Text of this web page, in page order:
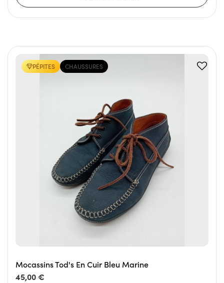
CHAUSSURES
PÉPITES
Mocassins Tod's En Cuir Bleu Marine
45,00 €